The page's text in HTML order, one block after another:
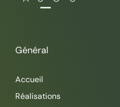
Général
Accueil
Réalisations